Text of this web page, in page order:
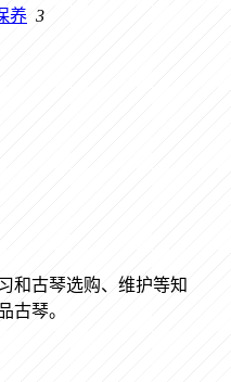
养 3
和古琴选购、维护等知
古琴。